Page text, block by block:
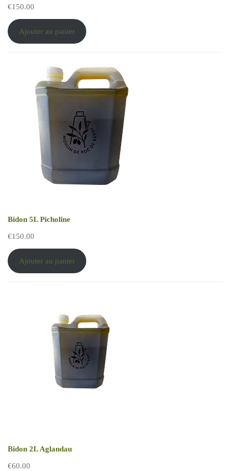
€150.00
Ajouter au panier
Bidon 5L Picholine
€150.00
Ajouter au panier
Bidon 2L Aglandau
€60.00